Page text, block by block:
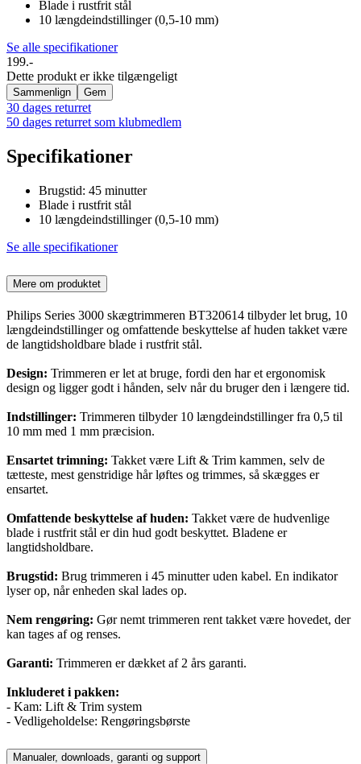
Blade i rustfrit stål
10 længdeindstillinger (0,5-10 mm)
Se alle specifikationer
199.-
Dette produkt er ikke tilgængeligt
Sammenlign Gem
30 dages returret
50 dages returret som klubmedlem
Specifikationer
Brugstid: 45 minutter
Blade i rustfrit stål
10 længdeindstillinger (0,5-10 mm)
Se alle specifikationer
Mere om produktet
Philips Series 3000 skægtrimmeren BT320614 tilbyder let brug, 10
længdeindstillinger og omfattende beskyttelse af huden takket være
de langtidsholdbare blade i rustfrit stål.
Design: Trimmeren er let at bruge, fordi den har et ergonomisk
design og ligger godt i hånden, selv når du bruger den i længere tid.
Indstillinger: Trimmeren tilbyder 10 længdeindstillinger fra 0,5 til
10 mm med 1 mm præcision.
Ensartet trimning: Takket være Lift & Trim kammen, selv de
tætteste, mest genstridige hår løftes og trimmes, så skægges er
ensartet.
Omfattende beskyttelse af huden: Takket være de hudvenlige
blade i rustfrit stål er din hud godt beskyttet. Bladene er
langtidsholdbare.
Brugstid: Brug trimmeren i 45 minutter uden kabel. En indikator
lyser op, når enheden skal lades op.
Nem rengøring: Gør nemt trimmeren rent takket være hovedet, der
kan tages af og renses.
Garanti: Trimmeren er dækket af 2 års garanti.
Inkluderet i pakken:
- Kam: Lift & Trim system
- Vedligeholdelse: Rengøringsbørste
Manualer, downloads, garanti og support